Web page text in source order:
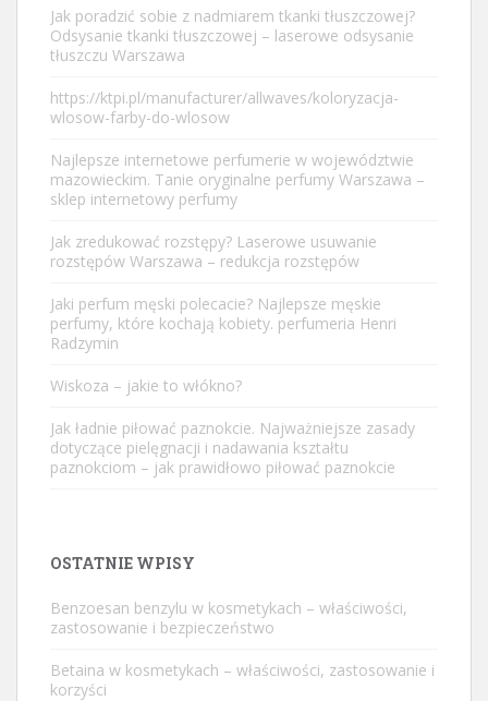
Jak poradzić sobie z nadmiarem tkanki tłuszczowej?
Odsysanie tkanki tłuszczowej – laserowe odsysanie
tłuszczu Warszawa
https://ktpi.pl/manufacturer/allwaves/koloryzacja-
wlosow-farby-do-wlosow
Najlepsze internetowe perfumerie w województwie
mazowieckim. Tanie oryginalne perfumy Warszawa –
sklep internetowy perfumy
Jak zredukować rozstępy? Laserowe usuwanie
rozstępów Warszawa – redukcja rozstępów
Jaki perfum męski polecacie? Najlepsze męskie
perfumy, które kochają kobiety. perfumeria Henri
Radzymin
Wiskoza – jakie to włókno?
Jak ładnie piłować paznokcie. Najważniejsze zasady
dotyczące pielęgnacji i nadawania kształtu
paznokciom – jak prawidłowo piłować paznokcie
OSTATNIE WPISY
Benzoesan benzylu w kosmetykach – właściwości,
zastosowanie i bezpieczeństwo
Betaina w kosmetykach – właściwości, zastosowanie i
korzyści